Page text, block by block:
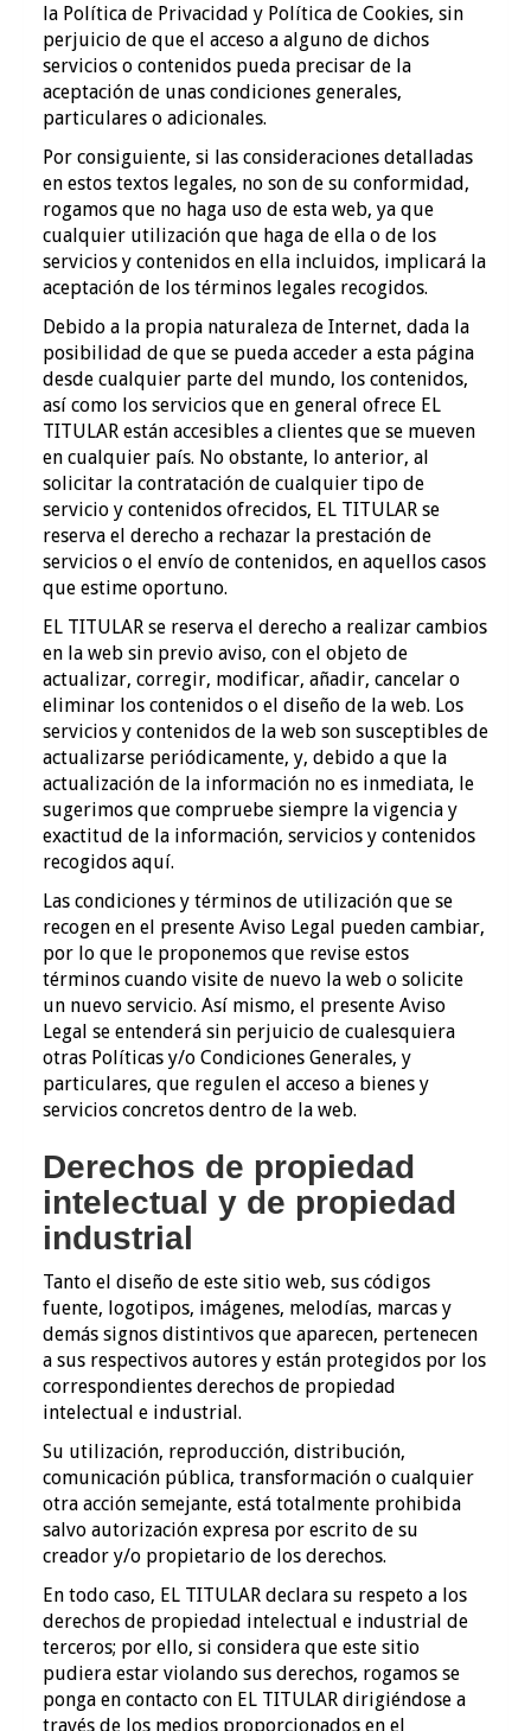
la Política de Privacidad y Política de Cookies, sin
perjuicio de que el acceso a alguno de dichos
servicios o contenidos pueda precisar de la
aceptación de unas condiciones generales,
particulares o adicionales.
Por consiguiente, si las consideraciones detalladas
en estos textos legales, no son de su conformidad,
rogamos que no haga uso de esta web, ya que
cualquier utilización que haga de ella o de los
servicios y contenidos en ella incluidos, implicará la
aceptación de los términos legales recogidos.
Debido a la propia naturaleza de Internet, dada la
posibilidad de que se pueda acceder a esta página
desde cualquier parte del mundo, los contenidos,
así como los servicios que en general ofrece EL
TITULAR están accesibles a clientes que se mueven
en cualquier país. No obstante, lo anterior, al
solicitar la contratación de cualquier tipo de
servicio y contenidos ofrecidos, EL TITULAR se
reserva el derecho a rechazar la prestación de
servicios o el envío de contenidos, en aquellos casos
que estime oportuno.
EL TITULAR se reserva el derecho a realizar cambios
en la web sin previo aviso, con el objeto de
actualizar, corregir, modificar, añadir, cancelar o
eliminar los contenidos o el diseño de la web. Los
servicios y contenidos de la web son susceptibles de
actualizarse periódicamente, y, debido a que la
actualización de la información no es inmediata, le
sugerimos que compruebe siempre la vigencia y
exactitud de la información, servicios y contenidos
recogidos aquí.
Las condiciones y términos de utilización que se
recogen en el presente Aviso Legal pueden cambiar,
por lo que le proponemos que revise estos
términos cuando visite de nuevo la web o solicite
un nuevo servicio. Así mismo, el presente Aviso
Legal se entenderá sin perjuicio de cualesquiera
otras Políticas y/o Condiciones Generales, y
particulares, que regulen el acceso a bienes y
servicios concretos dentro de la web.
Derechos de propiedad
intelectual y de propiedad
industrial
Tanto el diseño de este sitio web, sus códigos
fuente, logotipos, imágenes, melodías, marcas y
demás signos distintivos que aparecen, pertenecen
a sus respectivos autores y están protegidos por los
correspondientes derechos de propiedad
intelectual e industrial.
Su utilización, reproducción, distribución,
comunicación pública, transformación o cualquier
otra acción semejante, está totalmente prohibida
salvo autorización expresa por escrito de su
creador y/o propietario de los derechos.
En todo caso, EL TITULAR declara su respeto a los
derechos de propiedad intelectual e industrial de
terceros; por ello, si considera que este sitio
pudiera estar violando sus derechos, rogamos se
ponga en contacto con EL TITULAR dirigiéndose a
través de los medios proporcionados en el